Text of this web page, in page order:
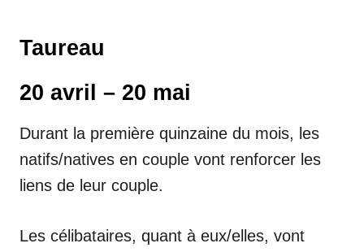
Taureau
20 avril – 20 mai
Durant la première quinzaine du mois, les
natifs/natives en couple vont renforcer les
liens de leur couple.
Les célibataires, quant à eux/elles, vont